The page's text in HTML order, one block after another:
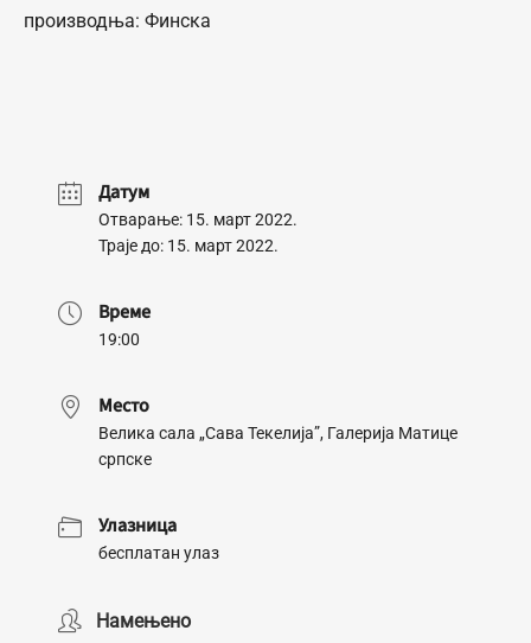
производња: Финска
Датум
Отварање: 15. март 2022.
Траје до: 15. март 2022.
Време
19:00
Место
Велика сала „Сава Текелија”, Галерија Матице
српске
Улазница
бесплатан улаз
Намењено